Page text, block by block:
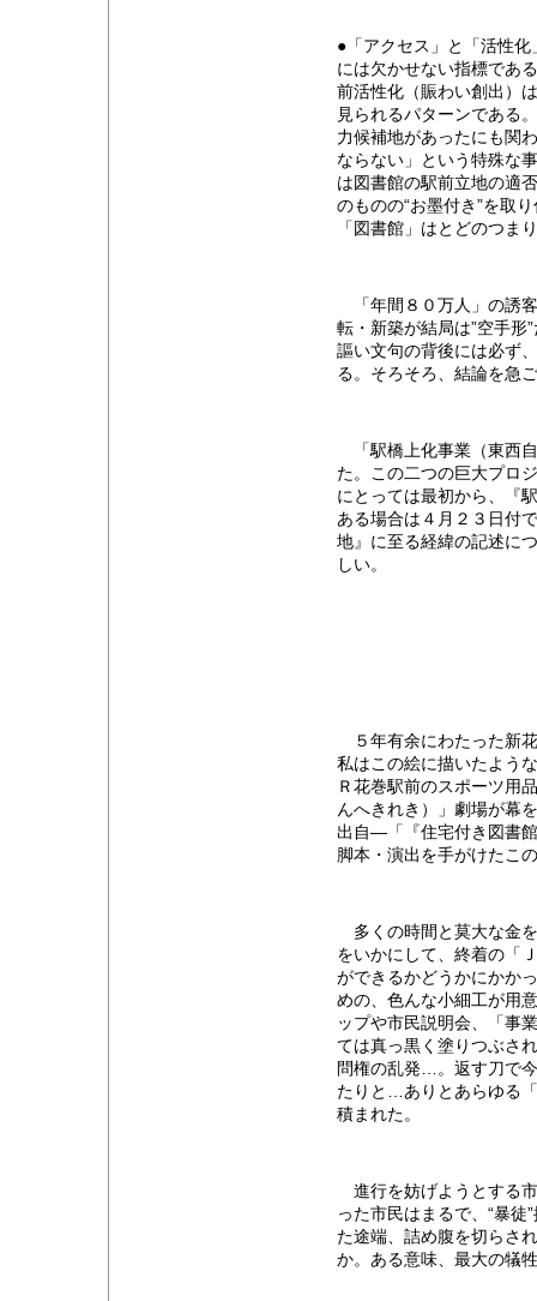
●「アクセス」と「活性
には欠かせない指標であ
前活性化（賑わい創出）
見られるパターンである
力候補地があったにも関
ならない」という特殊な
は図書館の駅前立地の適
のものの“お墨付き”を取
「図書館」はとどのつま
「年間８０万人」の誘
転・新築が結局は”空手形
謳い文句の背後には必ず
る。そろそろ、結論を急
「駅橋上化事業（東西
た。この二つの巨大プロ
にとっては最初から、『
ある場合は４月２３日付
地』に至る経緯の記述に
しい。
５年有余にわたった新
私はこの絵に描いたよう
Ｒ花巻駅前のスポーツ用
んへきれき）」劇場が幕
出自―「『住宅付き図書
脚本・演出を手がけたこ
多くの時間と莫大な金
をいかにして、終着の「
ができるかどうかにかか
めの、色んな小細工が用
ップや市民説明会、「事
ては真っ黒く塗りつぶさ
問権の乱発…。返す刀で
たりと…ありとあらゆる
積まれた。
進行を妨げようとする
った市民はまるで、“暴
た途端、詰め腹を切らさ
か。ある意味、最大の犠